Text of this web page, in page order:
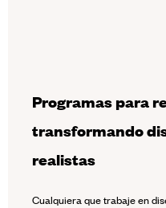
Programas para
transformando
realistas
Cualquiera que trabaje en